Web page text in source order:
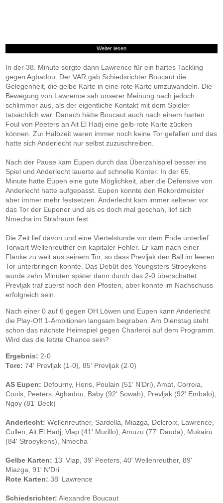
Weiter lesen
In der 38. Minute sorgte dann Lawrence für ein hartes Tackling
gegen Agbadou. Der VAR gab Schiedsrichter Boucaut die
Gelegenheit, die gelbe Karte in eine rote Karte umzuwandeln. Die
Bewegung von Lawrence sah unserer Meinung nach jedoch
schlimmer aus, als der eigentliche Kontakt mit dem Spieler
tatsächlich war. Danach hätte Boucaut auch nach einem harten
Foul von Peeters an Ait El Hadj eine gelb-rote Karte zücken
können. Zur Halbzeit waren immer noch keine Tor gefallen und das
hatte sich Anderlecht nur selbst zuzuschreiben.
Nach der Pause kam Eupen durch das Überzahlspiel besser ins
Spiel und Anderlecht lauerte auf schnelle Konter. In der 65.
Minute hatte Eupen eine gute Möglichkeit, aber die Defensive von
Anderlecht hatte aufgepasst. Eupen konnte den Rekordmeister
aber immer mehr festsetzen. Anderlecht kam immer seltener vor
das Tor der Eupener und als es doch mal geschah, lief sich
Nmecha im Strafraum fest.
Die Zeit lief davon und eine Viertelstunde vor dem Ende unterlief
Torwart Wellenreuther ein kapitaler Fehler. Er kam nach einer
Flanke zu weit aus seinem Tor, so dass Prevljak den Ball im leeren
Tor unterbringen konnte. Das Debüt des Youngsters Stroeykens
wurde zehn Minuten später dann durch das 2-0 überschattet.
Prevljak traf zuerst noch den Pfosten, aber konnte im Nachschuss
erfolgreich sein.
Nach einer 0 auf 6 gegen OH Löwen und Eupen kann Anderlecht
die Play-Off 1-Ambitionen langsam begraben. Am Dienstag steht
schon das nächste Heimspiel gegen Charleroi auf dem Programm.
Wird das die letzte Chance sein?
Ergebnis: 2-0
Tore: 74' Prevljak (1-0), 85' Prevljak (2-0)
AS Eupen: Defourny, Heris, Poulain (51' N'Dri), Amat, Correia,
Cools, Peeters, Agbadou, Baby (92' Sowah), Prevljak (92' Embalo),
Ngoy (81' Beck)
Anderlecht: Wellenreuther, Sardella, Miazga, Delcroix, Lawrence,
Cullen, Ait El Hadj, Vlap (41' Murillo), Amuzu (77' Dauda), Mukairu
(84' Stroeykens), Nmecha
Gelbe Karten: 13' Vlap, 39' Peeters, 40' Wellenreuther, 89'
Miazga, 91' N'Dri
Rote Karten: 38' Lawrence
Schiedsrichter: Alexandre Boucaut